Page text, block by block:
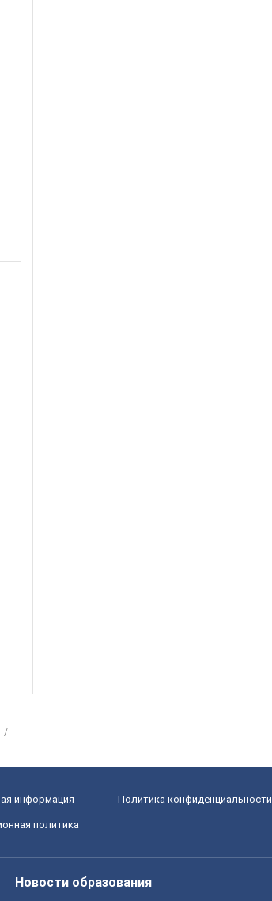
информация Политика конфиденциальности
политика
Новости образования